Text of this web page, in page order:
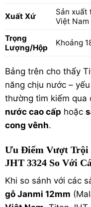
Xuất Xứ
Sản xuất
Việt Nam
Trọng
Lượng/Hộp
Khoảng
Bảng trên cho thấy
năng chịu nước –
thường tìm kiếm qua
nước cao cấp hoặc
cong vênh.
Ưu Điểm Vượt Trội
JHT 3324 So Với
Khi so sánh với các
gỗ Janmi 12mm